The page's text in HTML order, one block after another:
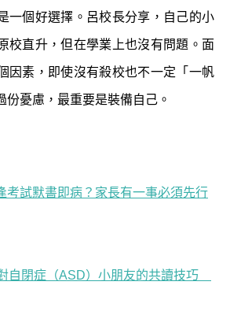
一個好選擇。呂校長分享，自己的小
校直升，但在學業上也沒有問題。面
因素，即使沒有殺校也不一定「一帆
份憂慮，最重要是裝備自己。
考試默書即病？家長有一事必須先行
自閉症（ASD）小朋友的共讀技巧